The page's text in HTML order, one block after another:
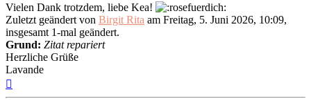
Vielen Dank trotzdem, liebe Kea!
Zuletzt geändert von Birgit Rita am Freitag, 5. Juni 2026, 10:09,
insgesamt 1-mal geändert.
Grund: Zitat repariert
Herzliche Grüße
Lavande